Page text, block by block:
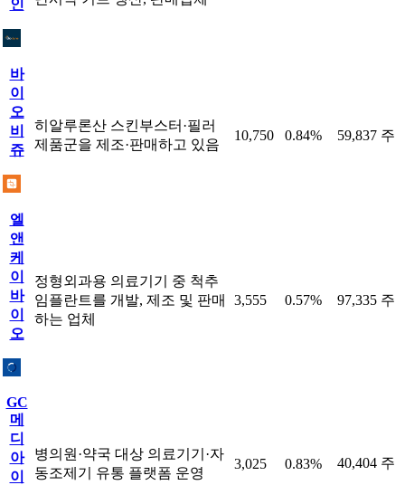
인
바
이
오
비
쥬
히알루론산 스킨부스터·필러
제품군을 제조·판매하고 있음
10,750 0.84% 59,837 주
엘
앤
케
이
바
이
오
정형외과용 의료기기 중 척추
임플란트를 개발, 제조 및 판매
하는 업체
3,555 0.57% 97,335 주
GC
메
디
아
이
병의원·약국 대상 의료기기·자
동조제기 유통 플랫폼 운영
3,025 0.83% 40,404 주